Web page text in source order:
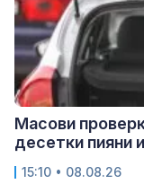
Масови
десетки пияни
15:10 • 08.08.26